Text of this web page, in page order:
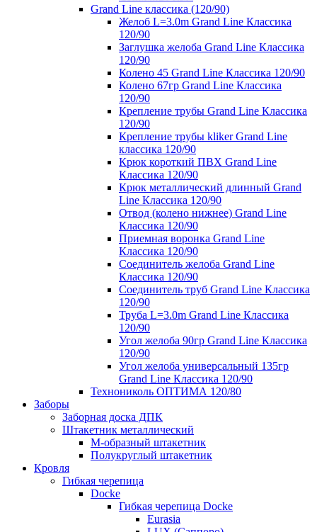
Grand Line классика (120/90)
Желоб L=3.0m Grand Line Классика
120/90
Заглушка желоба Grand Line Классика
120/90
Колено 45 Grand Line Классика 120/90
Колено 67гр Grand Line Классика
120/90
Крепление трубы Grand Line Классика
120/90
Крепление трубы kliker Grand Line
классика 120/90
Крюк короткий ПВХ Grand Line
Классика 120/90
Крюк металлический длинный Grand
Line Классика 120/90
Отвод (колено нижнее) Grand Line
Классика 120/90
Приемная воронка Grand Line
Классика 120/90
Соединитель желоба Grand Line
Классика 120/90
Соединитель труб Grand Line Классика
120/90
Труба L=3.0m Grand Line Классика
120/90
Угол желоба 90гр Grand Line Классика
120/90
Угол желоба универсальный 135гр
Grand Line Классика 120/90
Технониколь ОПТИМА 120/80
Заборы
Заборная доска ДПК
Штакетник металлический
М-образный штакетник
Полукруглый штакетник
Кровля
Гибкая черепица
Docke
Гибкая черепица Docke
Eurasia